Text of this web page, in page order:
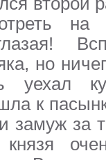
но
уехал
к
замуж за